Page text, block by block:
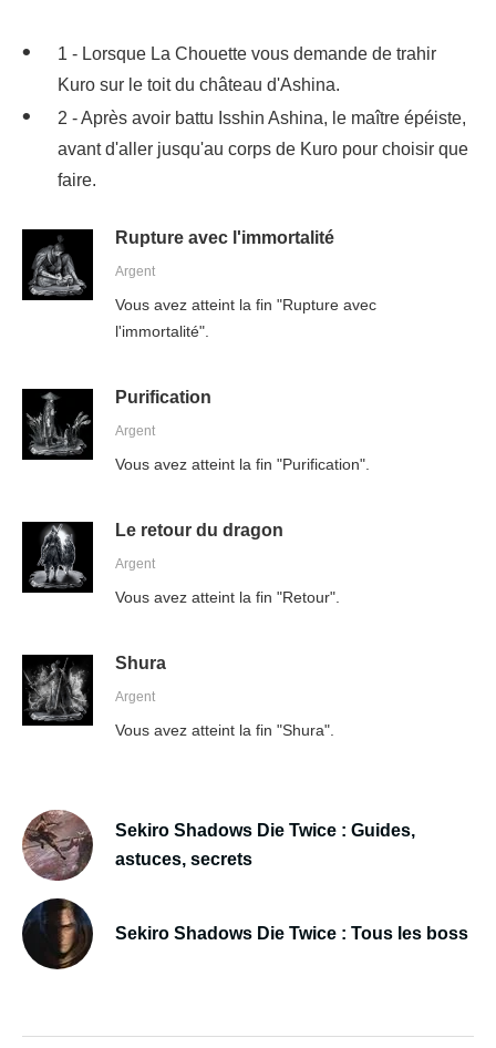
1 - Lorsque La Chouette vous demande de trahir
Kuro sur le toit du château d'Ashina.
2 - Après avoir battu Isshin Ashina, le maître épéiste,
avant d'aller jusqu'au corps de Kuro pour choisir que
faire.
Rupture avec l'immortalité
Argent
Vous avez atteint la fin "Rupture avec
l'immortalité".
Purification
Argent
Vous avez atteint la fin "Purification".
Le retour du dragon
Argent
Vous avez atteint la fin "Retour".
Shura
Argent
Vous avez atteint la fin "Shura".
Sekiro Shadows Die Twice : Guides,
astuces, secrets
Sekiro Shadows Die Twice : Tous les boss